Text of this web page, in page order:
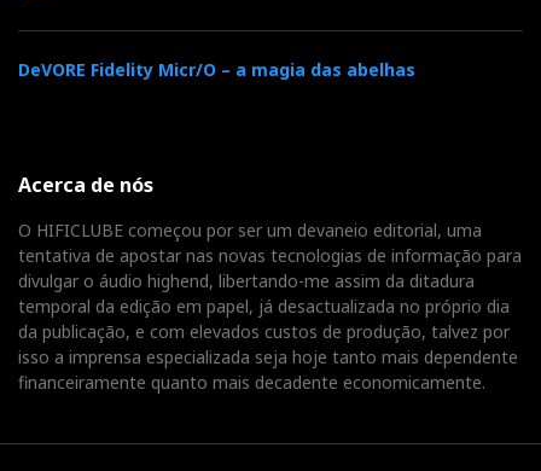
DeVORE Fidelity Micr/O – a magia das abelhas
Acerca de nós
O HIFICLUBE começou por ser um devaneio editorial, uma
tentativa de apostar nas novas tecnologias de informação para
divulgar o áudio highend, libertando-me assim da ditadura
temporal da edição em papel, já desactualizada no próprio dia
da publicação, e com elevados custos de produção, talvez por
isso a imprensa especializada seja hoje tanto mais dependente
financeiramente quanto mais decadente economicamente.